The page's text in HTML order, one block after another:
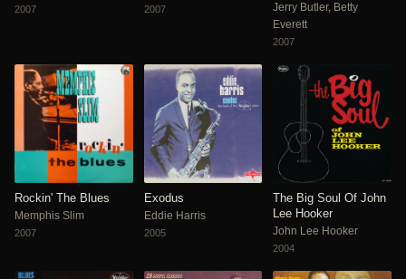
2007 2007
Jerry Butler, Betty
Everett
2007
Rockin' The Blues
Memphis Slim
2007
Exodus
Eddie Harris
2005
The Big Soul Of John
Lee Hooker
John Lee Hooker
2004